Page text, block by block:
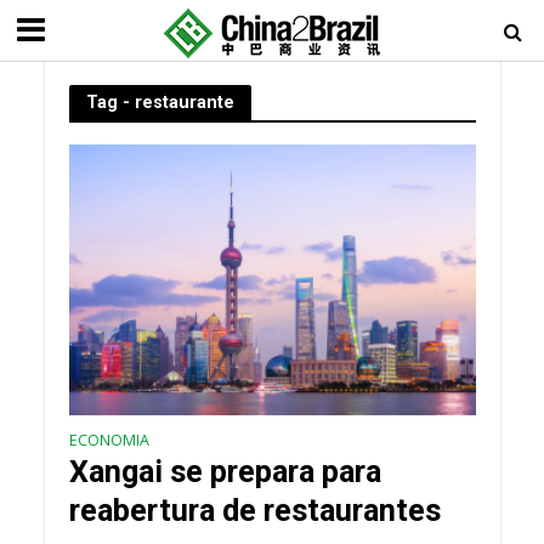
Tag - restaurante
ECONOMIA
Xangai se prepara para
reabertura de restaurantes